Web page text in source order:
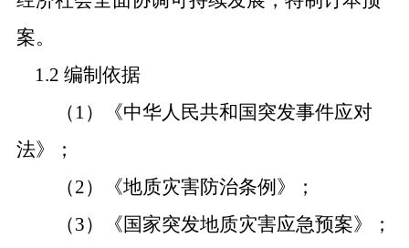
案。
1.2 编制依据
（1）《中华人民共和国突发事件应对
法》；
（2）《地质灾害防治条例》；
（3）《国家突发地质灾害应急预案》；